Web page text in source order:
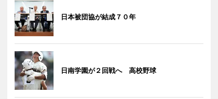
日本被団協が結成７０年
日南学園が２回戦へ 高校野球